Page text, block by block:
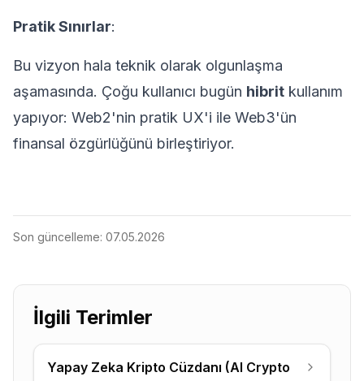
Pratik Sınırlar:
Bu vizyon hala teknik olarak olgunlaşma
aşamasında. Çoğu kullanıcı bugün hibrit kullanım
yapıyor: Web2'nin pratik UX'i ile Web3'ün
finansal özgürlüğünü birleştiriyor.
Son güncelleme: 07.05.2026
İlgili Terimler
Yapay Zeka Kripto Cüzdanı (AI Crypto